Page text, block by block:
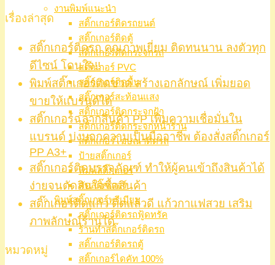
งานพิมพ์แนะนำ
สติ๊กเกอร์ติดรถยนต์
สติ๊กเกอร์ติดตู้
สติ๊กเกอร์ติดกระจกรถ
สติ๊กเกอร์ PVC
สติ๊กเกอร์ติดพื้น
สติ๊กเกอร์สะท้อนแสง
สติ๊กเกอร์ติดกระจกฝ้า
สติ๊กเกอร์ติดกระจกหน้าร้าน
สติ๊กเกอร์โฆษณาติดรถ
ป้ายสติ๊กเกอร์
พิมพ์สติ๊กเกอร์
ตัดสติ๊กเกอร์
พิมพ์สติ๊กเกอร์พรีเมียม
สติ๊กเกอร์ติดรถฟู้ดทรัค
ร้านทำสติ๊กเกอร์ติดรถ
สติ๊กเกอร์ติดรถตู้
สติ๊กเกอร์ไดคัท 100%
เรื่องล่าสุด
สติ๊กเกอร์ติดรถ คุณภาพเยี่ยม ติดทนนาน ลงตัวทุก
ดีไซน์ โดนใจ!!
พิมพ์สติ๊กเกอร์ติดขวด สร้างเอกลักษณ์ เพิ่มยอด
ขายให้แบรนด์ได้
สติ๊กเกอร์ฉลากสินค้า PP เพิ่มความเชื่อมั่นใน
แบรนด์ บ่งบอกความเป็นมืออาชีพ ต้องสั่งสติ๊กเกอร์
PP A3+
สติ๊กเกอร์ติดบรรจุภัณฑ์ ทำให้ผู้คนเข้าถึงสินค้าได้
ง่ายจนตัดสินใจซื้อสินค้า
สติ๊กเกอร์ติดแก้ว ติดแล้วดี แก้วกาแฟสวย เสริม
ภาพลักษณ์ร้านได้
หมวดหมู่